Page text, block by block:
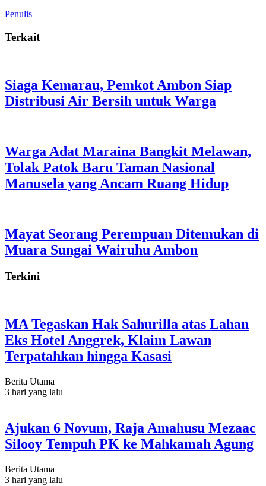
Penulis
Terkait
Siaga Kemarau, Pemkot Ambon Siap
Distribusi Air Bersih untuk Warga
Warga Adat Maraina Bangkit Melawan,
Tolak Patok Baru Taman Nasional
Manusela yang Ancam Ruang Hidup
Mayat Seorang Perempuan Ditemukan di
Muara Sungai Wairuhu Ambon
Terkini
MA Tegaskan Hak Sahurilla atas Lahan
Eks Hotel Anggrek, Klaim Lawan
Terpatahkan hingga Kasasi
Berita Utama
3 hari yang lalu
Ajukan 6 Novum, Raja Amahusu Mezaac
Silooy Tempuh PK ke Mahkamah Agung
Berita Utama
3 hari yang lalu